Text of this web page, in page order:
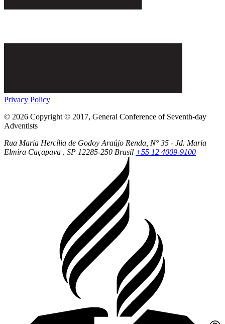
Privacy Policy
© 2026 Copyright © 2017, General Conference of Seventh-day
Adventists
Rua Maria Hercília de Godoy Araújo Renda, N° 35 - Jd. Maria
Elmira Caçapava , SP 12285-250 Brasil +55 12 4009-9100